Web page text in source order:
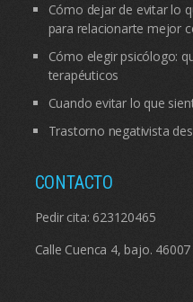
Cómo dejar de evitar lo
para relacionarte mejor
Cómo elegir psicólogo:
terapéuticos
Cuando evitar lo que
Trastorno negativista
CONTACTO
Pedir cita: 623120465
Calle Cuenca 4, bajo.